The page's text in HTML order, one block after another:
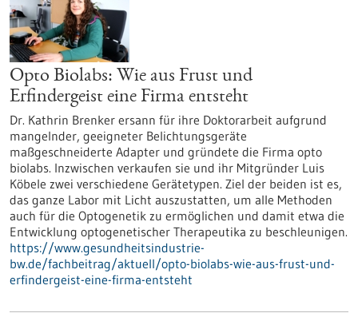
Opto Biolabs: Wie aus Frust und
Erfindergeist eine Firma entsteht
Dr. Kathrin Brenker ersann für ihre Doktorarbeit aufgrund
mangelnder, geeigneter Belichtungsgeräte
maßgeschneiderte Adapter und gründete die Firma opto
biolabs. Inzwischen verkaufen sie und ihr Mitgründer Luis
Köbele zwei verschiedene Gerätetypen. Ziel der beiden ist es,
das ganze Labor mit Licht auszustatten, um alle Methoden
auch für die Optogenetik zu ermöglichen und damit etwa die
Entwicklung optogenetischer Therapeutika zu beschleunigen.
https://www.gesundheitsindustrie-
bw.de/fachbeitrag/aktuell/opto-biolabs-wie-aus-frust-und-
erfindergeist-eine-firma-entsteht